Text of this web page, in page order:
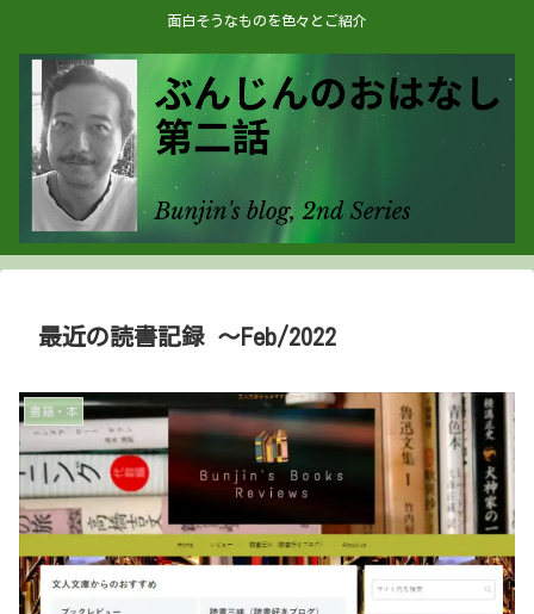
面白そうなものを色々とご紹介
最近の読書記録 ～Feb/2022
書籍・本